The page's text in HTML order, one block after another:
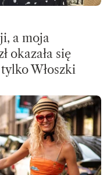
a moja
okazała się
Włoszki